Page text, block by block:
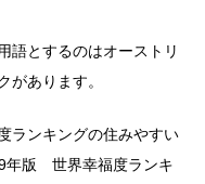
語とするのはオーストリ
があります。
ランキングの住みやすい
年版 世界幸福度ランキ